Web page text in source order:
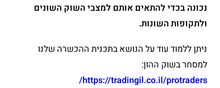
נכונה בכדי להתאים אותם למצבי השוק השונים
ולתקופות השונות.
ניתן ללמוד עוד על הנושא בתכנית ההכשרה שלנו
למסחר בשוק ההון:
https://tradingil.co.il/protraders/